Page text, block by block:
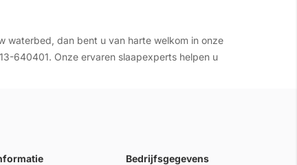
waterbed, dan bent u van harte welkom in onze
640401. Onze ervaren slaapexperts helpen u
Bedrijfsgegevens